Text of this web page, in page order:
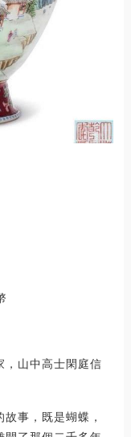
，山中高士閑庭信
事，既是蝴蝶，